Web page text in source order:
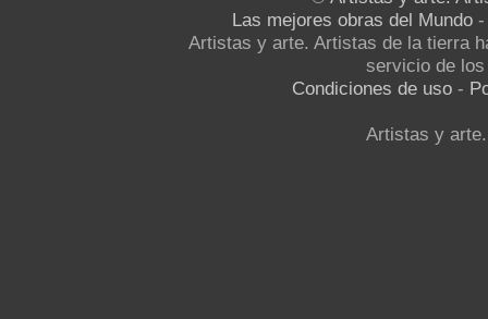
Las mejores obras del Mundo
Artistas y arte. Artistas de la tierra
servicio de
Condiciones de uso -
Artistas y